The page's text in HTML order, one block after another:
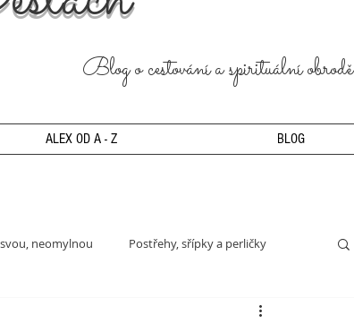
Blog o cestování a spirituální obrodě
ALEX OD A - Z BLOG
neomylnou Postřehy, sřípky a perličky